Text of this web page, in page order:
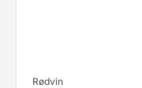
Rødvin